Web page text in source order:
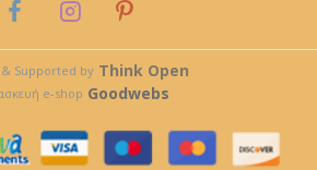
Supported by Think Open
e-shop Goodwebs